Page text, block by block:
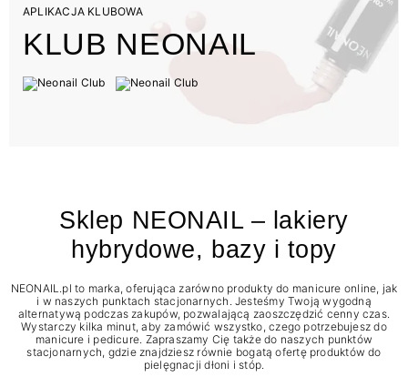
APLIKACJA KLUBOWA
KLUB NEONAIL
Sklep NEONAIL – lakiery
hybrydowe, bazy i topy
NEONAIL.pl to marka, oferująca zarówno produkty do manicure online, jak
i w naszych punktach stacjonarnych. Jesteśmy Twoją wygodną
alternatywą podczas zakupów, pozwalającą zaoszczędzić cenny czas.
Wystarczy kilka minut, aby zamówić wszystko, czego potrzebujesz do
manicure i pedicure. Zapraszamy Cię także do naszych punktów
stacjonarnych, gdzie znajdziesz równie bogatą ofertę produktów do
pielęgnacji dłoni i stóp.